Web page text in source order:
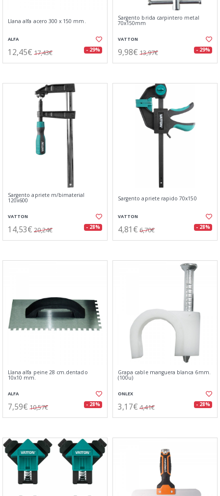
Llana alfa acero 300 x 150 mm.
ALFA
12,45€ 17,43€ - 29%
Sargento brida carpintero metal
70x150mm
VATTON
9,98€ 13,97€ - 29%
Sargento apriete m/bimaterial
120x600
VATTON
14,53€ 20,24€ - 28%
Sargento apriete rapido 70x150
VATTON
4,81€ 6,70€ - 28%
Llana alfa peine 28 cm.dentado
10x10 mm.
ALFA
7,59€ 10,57€ - 28%
Grapa cable manguera blanca 6mm.
(100u)
ONLEX
3,17€ 4,41€ - 28%